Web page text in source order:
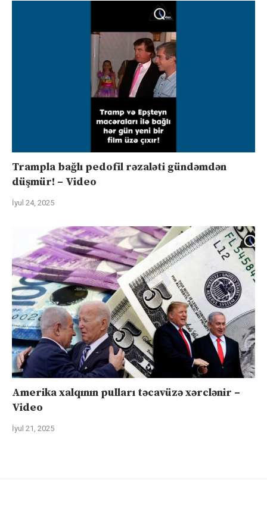
Trampla bağlı pedofil rəzaləti gündəmdən
düşmür! – Video
İyul 24, 2025
Amerika xalqının pulları təcavüzə xərclənir –
Video
İyul 21, 2025